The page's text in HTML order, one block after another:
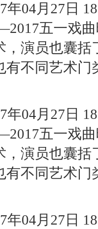
月27日
五一戏
，演员也囊
有不同艺术
月27日
五一戏
，演员也囊
有不同艺术
月27日